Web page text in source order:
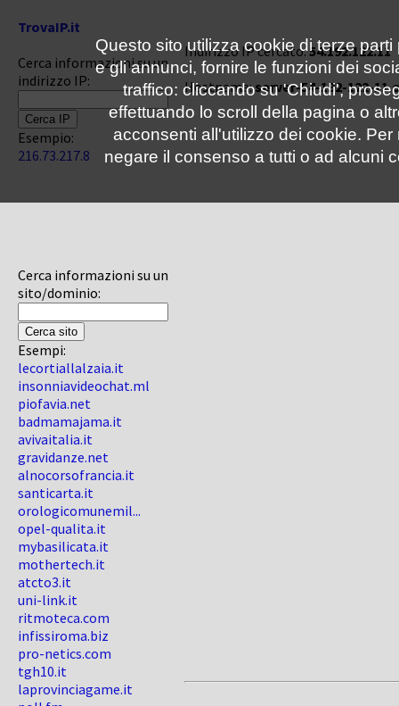
TrovaIP.it
Cerca informazioni su un
indirizzo IP:
Esempio:
216.73.217.8
Cerca informazioni su un
sito/dominio:
Esempi:
lecortiallalzaia.it
insonniavideochat.ml
piofavia.net
badmamajama.it
avivaitalia.it
gravidanze.net
alnocorsofrancia.it
santicarta.it
orologicomunemil...
opel-qualita.it
mybasilicata.it
mothertech.it
atcto3.it
uni-link.it
ritmoteca.com
infissiroma.biz
pro-netics.com
tgh10.it
laprovinciagame.it
Indirizzo IP cercato:54.192.122.11
Hostname:server-54-192-122-
Questo sito utilizza cookie di terze
e gli annunci, fornire le funzioni dei
traffico: cliccando su 'Chiudi',
effettuando lo scroll della pagina o
acconsenti all'utilizzo dei cookie.
negare il consenso a tutti o ad alcuni